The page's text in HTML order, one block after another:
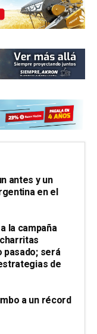
antes y un
en el
la campaña
pasado; será
de
a un récord